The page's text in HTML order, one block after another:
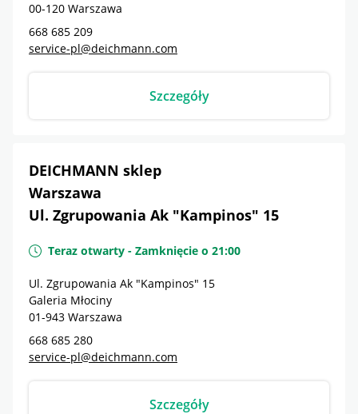
00-120 Warszawa
668 685 209
service-pl@deichmann.com
Szczegóły
DEICHMANN sklep
Warszawa
Ul. Zgrupowania Ak "Kampinos" 15
Teraz otwarty - Zamknięcie o 21:00
Ul. Zgrupowania Ak "Kampinos" 15
Galeria Młociny
01-943 Warszawa
668 685 280
service-pl@deichmann.com
Szczegóły